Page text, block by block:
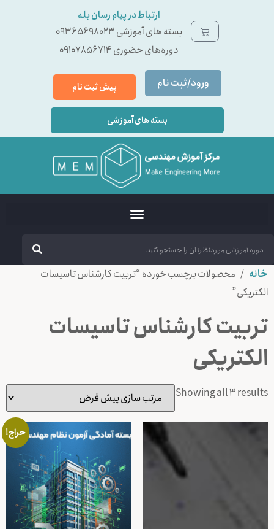
ارتباط در پیام رسان بله
بسته ‌های آموزشی 09365698023
دوره‌های حضوری 09107856714
ورود/ثبت نام پیش ثبت نام
بسته های آموزشی
خانه / محصولات برچسب خورده “تربیت کارشناس تاسیسات
الکتریکی”
تربیت کارشناس تاسیسات
الکتریکی
Showing all 3 results
حراج!